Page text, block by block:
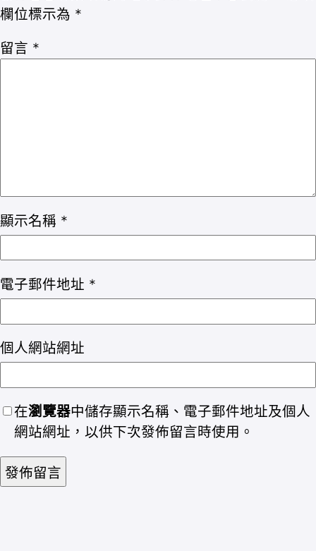
欄位標示為 *
留言 *
顯示名稱 *
電子郵件地址 *
個人網站網址
在瀏覽器中儲存顯示名稱、電子郵件地址及個人
網站網址，以供下次發佈留言時使用。